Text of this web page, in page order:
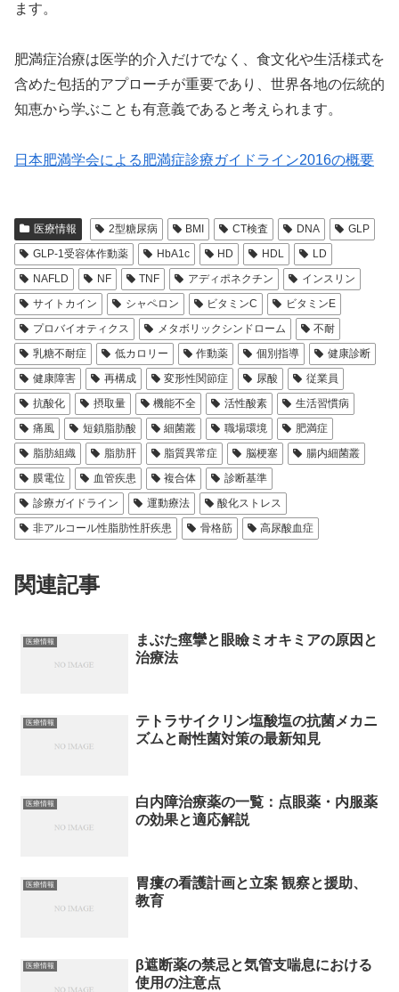
ます。
肥満症治療は医学的介入だけでなく、食文化や生活様式を
含めた包括的アプローチが重要であり、世界各地の伝統的
知恵から学ぶことも有意義であると考えられます。
日本肥満学会による肥満症診療ガイドライン2016の概要
医療情報 2型糖尿病 BMI CT検査 DNA
GLP
GLP-1受容体作動薬
HbA1c HD HDL
LD
NAFLD
NF TNF アディポネクチン
インスリン
サイトカイン
シャペロン ビタミンC
ビタミンE
プロバイオティクス
メタボリックシンドローム
不耐
乳糖不耐症
低カロリー 作動薬 個別指導
健康診断
健康障害
再構成 変形性関節症 尿酸
従業員
抗酸化
摂取量 機能不全 活性酸素
生活習慣病
痛風
短鎖脂肪酸 細菌叢 職場環境
肥満症
脂肪組織
脂肪肝 脂質異常症 脳梗塞
腸内細菌叢
膜電位
血管疾患 複合体
診断基準
診療ガイドライン
運動療法
酸化ストレス
非アルコール性脂肪性肝疾患
骨格筋 高尿酸血症
関連記事
医療情報
まぶた痙攣と眼瞼ミオキミアの原因と
治療法
医療情報
テトラサイクリン塩酸塩の抗菌メカニ
ズムと耐性菌対策の最新知見
医療情報
白内障治療薬の一覧：点眼薬・内服薬
の効果と適応解説
医療情報
胃瘻の看護計画と立案 観察と援助、
教育
医療情報
β遮断薬の禁忌と気管支喘息における
使用の注意点